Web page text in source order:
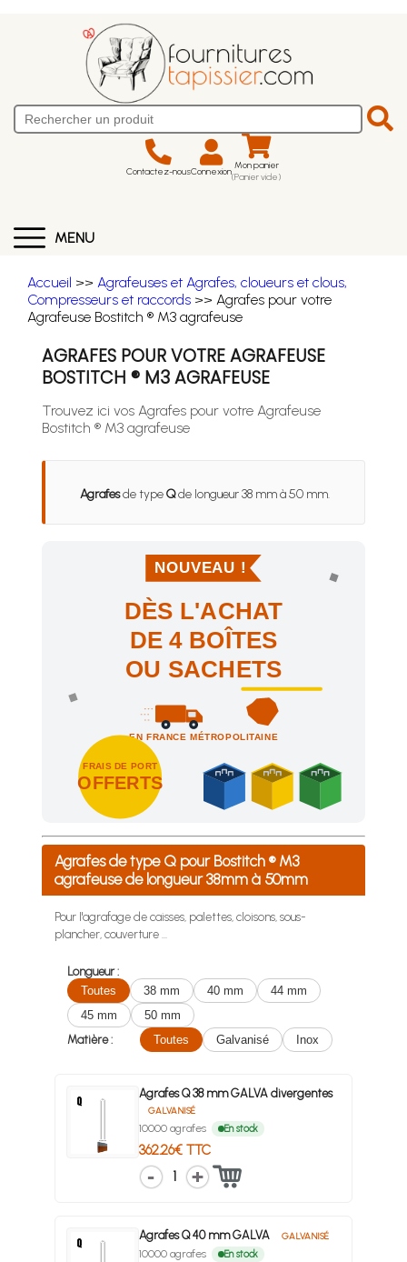
Contactez-nousConnexion Mon panier
(Panier vide)
MENU
Accueil >> Agrafeuses et Agrafes, cloueurs et clous,
Compresseurs et raccords >> Agrafes pour votre
Agrafeuse Bostitch ® M3 agrafeuse
AGRAFES POUR VOTRE AGRAFEUSE
BOSTITCH ® M3 AGRAFEUSE
Trouvez ici vos Agrafes pour votre Agrafeuse
Bostitch ® M3 agrafeuse
Agrafesde typeQde longueur 38 mm à 50 mm.
NOUVEAU !
DÈS L'ACHAT
DE 4 BOÎTES
OU SACHETS
EN FRANCE MÉTROPOLITAINE
FRAIS DE PORT
OFFERTS
Achetez 4 sachets ou boîtes d'agrafes ou de pointes et
Agrafes de type Q pour Bostitch ® M3
agrafeuse de longueur 38mm à 50mm
Pour l'agrafage de caisses, palettes, cloisons, sous-
plancher, couverture …
Longueur :
Toutes
38 mm 40 mm
44 mm
45 mm
50 mm
Matière :
Toutes Galvanisé Inox
Agrafes Q 38 mm GALVA divergentes
GALVANISÉ
10000 agrafes En stock
362.26€ TTC
1
Agrafes Q 40 mm GALVA GALVANISÉ
10000 agrafes En stock